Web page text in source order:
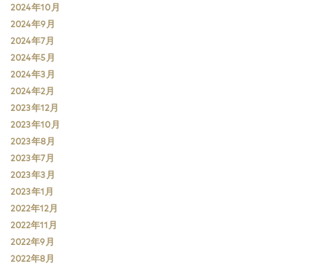
2024年10月
2024年9月
2024年7月
2024年5月
2024年3月
2024年2月
2023年12月
2023年10月
2023年8月
2023年7月
2023年3月
2023年1月
2022年12月
2022年11月
2022年9月
2022年8月